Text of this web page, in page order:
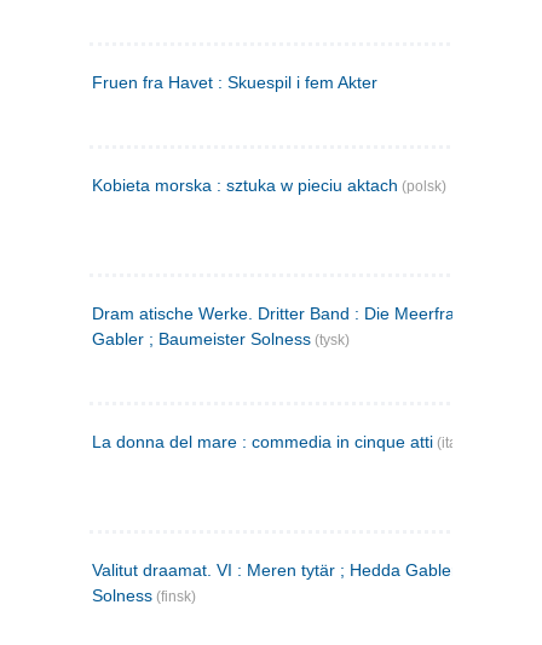
Fruen fra Havet : Skuespil i fem Akter
Kobieta morska : sztuka w pieciu aktach (polsk)
Dram atische Werke. Dritter Band : Die Meerfrau ; Hedda
Gabler ; Baumeister Solness (tysk)
La donna del mare : commedia in cinque atti (italiensk)
Valitut draamat. VI : Meren tytär ; Hedda Gabler ;
Solness (finsk)